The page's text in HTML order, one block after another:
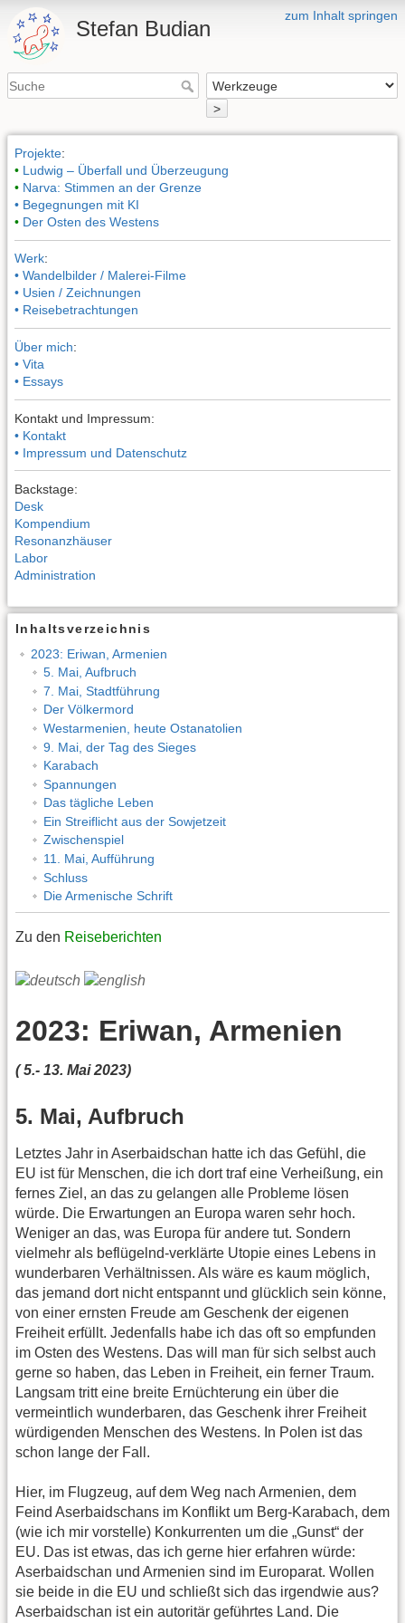
zum Inhalt springen
Stefan Budian
>
Projekte:
• Ludwig – Überfall und Überzeugung
• Narva: Stimmen an der Grenze
• Begegnungen mit KI
• Der Osten des Westens
Werk:
• Wandelbilder / Malerei-Filme
• Usien / Zeichnungen
• Reisebetrachtungen
Über mich:
• Vita
• Essays
Kontakt und Impressum:
• Kontakt
• Impressum und Datenschutz
Backstage:
Desk
Kompendium
Resonanzhäuser
Labor
Administration
Inhaltsverzeichnis
2023: Eriwan, Armenien
5. Mai, Aufbruch
7. Mai, Stadtführung
Der Völkermord
Westarmenien, heute Ostanatolien
9. Mai, der Tag des Sieges
Karabach
Spannungen
Das tägliche Leben
Ein Streiflicht aus der Sowjetzeit
Zwischenspiel
11. Mai, Aufführung
Schluss
Die Armenische Schrift
Zu den Reiseberichten
2023: Eriwan, Armenien
( 5.- 13. Mai 2023)
5. Mai, Aufbruch
Letztes Jahr in Aserbaidschan hatte ich das Gefühl, die
EU ist für Menschen, die ich dort traf eine Verheißung, ein
fernes Ziel, an das zu gelangen alle Probleme lösen
würde. Die Erwartungen an Europa waren sehr hoch.
Weniger an das, was Europa für andere tut. Sondern
vielmehr als beflügelnd-verklärte Utopie eines Lebens in
wunderbaren Verhältnissen. Als wäre es kaum möglich,
das jemand dort nicht entspannt und glücklich sein könne,
von einer ernsten Freude am Geschenk der eigenen
Freiheit erfüllt. Jedenfalls habe ich das oft so empfunden
im Osten des Westens. Das will man für sich selbst auch
gerne so haben, das Leben in Freiheit, ein ferner Traum.
Langsam tritt eine breite Ernüchterung ein über die
vermeintlich wunderbaren, das Geschenk ihrer Freiheit
würdigenden Menschen des Westens. In Polen ist das
schon lange der Fall.
Hier, im Flugzeug, auf dem Weg nach Armenien, dem
Feind Aserbaidschans im Konflikt um Berg-Karabach, dem
(wie ich mir vorstelle) Konkurrenten um die „Gunst“ der
EU. Das ist etwas, das ich gerne hier erfahren würde:
Aserbaidschan und Armenien sind im Europarat. Wollen
sie beide in die EU und schließt sich das irgendwie aus?
Aserbaidschan ist ein autoritär geführtes Land. Die